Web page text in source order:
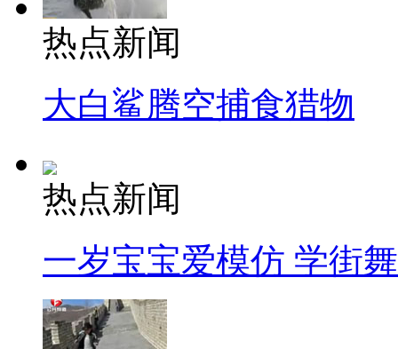
热点新闻
大白鲨腾空捕食猎物
热点新闻
一岁宝宝爱模仿 学街